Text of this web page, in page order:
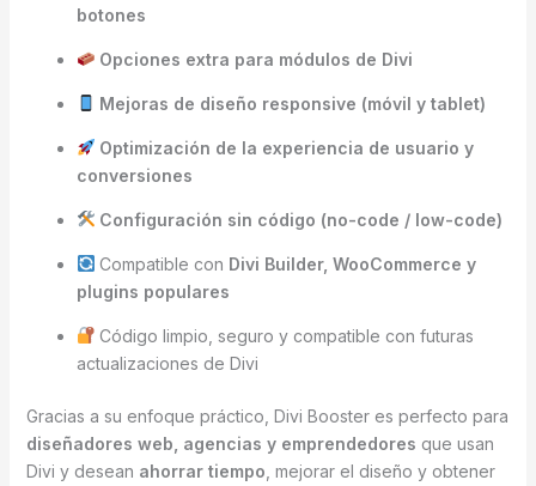
botones
Opciones extra para módulos de Divi
Mejoras de diseño responsive (móvil y tablet)
Optimización de la experiencia de usuario y
conversiones
Configuración sin código (no-code / low-code)
Compatible con Divi Builder, WooCommerce y
plugins populares
Código limpio, seguro y compatible con futuras
actualizaciones de Divi
Gracias a su enfoque práctico, Divi Booster es perfecto para
diseñadores web, agencias y emprendedores que usan
Divi y desean ahorrar tiempo , mejorar el diseño y obtener